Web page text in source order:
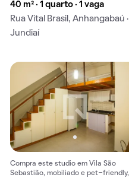
40 m² · 1 quarto · 1 vaga
Rua Vital Brasil, Anhangabaú ·
Jundiaí
Compra este studio em Vila São
Sebastião, mobiliado e pet-friendly,